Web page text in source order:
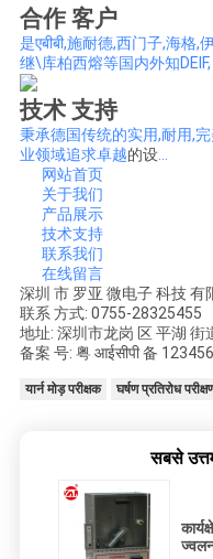
合作 客户
是एबीबी,施耐德,西门子,海格
继\库柏西熔等国内外知DEIF,
技术 支持
秉承德国传统的实用,耐用,
业领域追求卓越的设...
网站首页
关于我们
产品展示
技术支持
联系我们
在线留言
深圳 市 罗亚 微电子 科技 有
联系 方式: 0755-28325455
地址: 深圳市龙岗 区 平湖 街
备案 号: 粤 आईसीपी 备
यार्न मोड़ परीक्षक घर्षण प्रतिरोध
सबसे